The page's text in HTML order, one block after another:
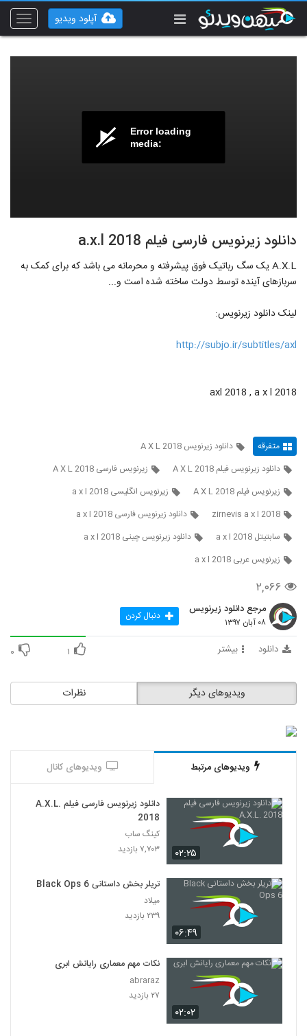
Toggle
آپلود ویدیو
Error loading
media:
دانلود زیرنویس فارسی فیلم a.x.l 2018
A.X.L یک سگ رباتیک فوق پیشرفته و محرمانه می باشد که برای کمک به
سربازهای آینده توسط دولت ساخته شده است و...
لینک دانلود زیرنویس:
http://subjo.ir/subtitles/axl
axl 2018 , a x l 2018
متفرقه
دانلود زیرنویس A X L 2018
دانلود زیرنویس فیلم A X L 2018
زیرنویس فارسی A X L 2018
زیرنویس فیلم A X L 2018
زیرنویس انگلیسی a x l 2018
zirnevis a x l 2018
دانلود زیرنویس فارسی a x l 2018
سابتیتل a x l 2018
دانلود زیرنویس چینی a x l 2018
زیرنویس عربی a x l 2018
۲,۰۶۶
مرجع دانلود زیرنویس
۰۸ آبان ۱۳۹۷ دنبال کردن
دانلود بیشتر ۱ ۰
نظرات ویدیوهای دیگر
ویدیوهای مرتبط ویدیوهای کانال
۰۲:۲۵
دانلود زیرنویس فارسی فیلم A.X.L.
2018
کینگ ساب
۷,۷۰۳ بازدید
۰۶:۴۹
تریلر بخش داستانی Black Ops 6
میلاد
۲۳۹ بازدید
۰۲:۰۲
نکات مهم معماری رایانش ابری
abraraz
۲۷ بازدید